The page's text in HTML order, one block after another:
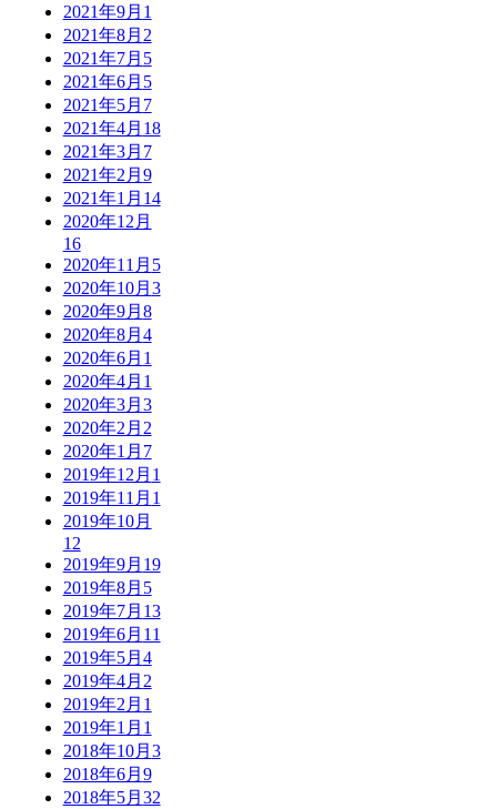
2021年9月 1
2021年8月 2
2021年7月 5
2021年6月 5
2021年5月 7
2021年4月 18
2021年3月 7
2021年2月 9
2021年1月 14
2020年12月
16
2020年11月 5
2020年10月 3
2020年9月 8
2020年8月 4
2020年6月 1
2020年4月 1
2020年3月 3
2020年2月 2
2020年1月 7
2019年12月 1
2019年11月 1
2019年10月
12
2019年9月 19
2019年8月 5
2019年7月 13
2019年6月 11
2019年5月 4
2019年4月 2
2019年2月 1
2019年1月 1
2018年10月 3
2018年6月 9
2018年5月 32